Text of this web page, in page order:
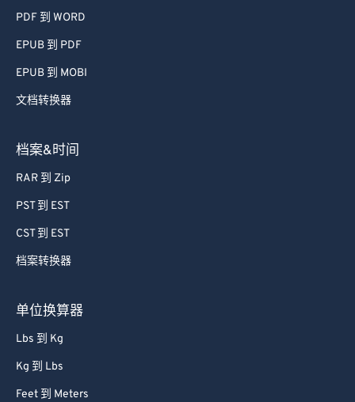
PDF 到 WORD
EPUB 到 PDF
EPUB 到 MOBI
文档转换器
档案&时间
RAR 到 Zip
PST 到 EST
CST 到 EST
档案转换器
单位换算器
Lbs 到 Kg
Kg 到 Lbs
Feet 到 Meters